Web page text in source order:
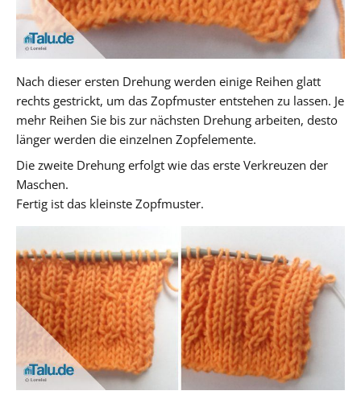
Nach dieser ersten Drehung werden einige Reihen glatt
rechts gestrickt, um das Zopfmuster entstehen zu lassen. Je
mehr Reihen Sie bis zur nächsten Drehung arbeiten, desto
länger werden die einzelnen Zopfelemente.
Die zweite Drehung erfolgt wie das erste Verkreuzen der
Maschen.
Fertig ist das kleinste Zopfmuster.